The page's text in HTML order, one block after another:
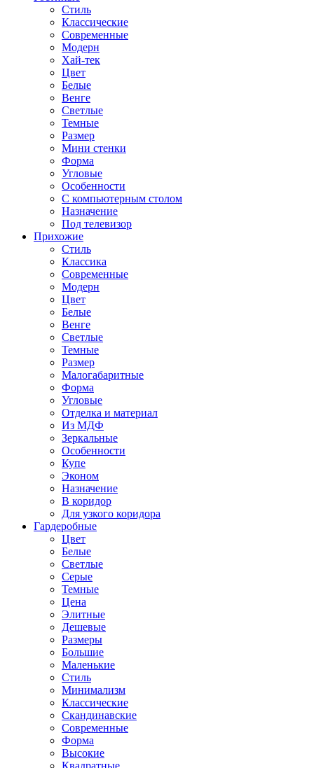
Стиль
Классические
Современные
Модерн
Хай-тек
Цвет
Белые
Венге
Светлые
Темные
Размер
Мини стенки
Форма
Угловые
Особенности
С компьютерным столом
Назначение
Под телевизор
Прихожие
Стиль
Классика
Современные
Модерн
Цвет
Белые
Венге
Светлые
Темные
Размер
Малогабаритные
Форма
Угловые
Отделка и материал
Из МДФ
Зеркальные
Особенности
Купе
Эконом
Назначение
В коридор
Для узкого коридора
Гардеробные
Цвет
Белые
Светлые
Серые
Темные
Цена
Элитные
Дешевые
Размеры
Большие
Маленькие
Стиль
Минимализм
Классические
Скандинавские
Современные
Форма
Высокие
Квадратные